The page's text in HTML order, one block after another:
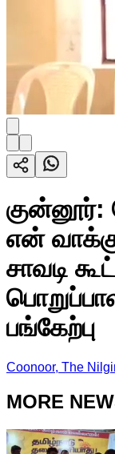
குன்னூர்:
என்
சாவடி
பங்கேற்பு
Coonoor, The
MORE